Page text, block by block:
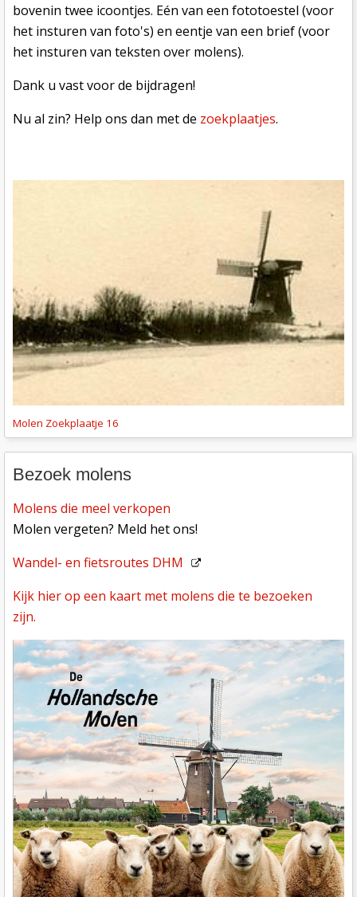
bovenin twee icoontjes. Eén van een fototoestel (voor
het insturen van foto's) en eentje van een brief (voor
het insturen van teksten over molens).
Dank u vast voor de bijdragen!
Nu al zin? Help ons dan met de zoekplaatjes.
Molen Zoekplaatje 16
Bezoek molens
Molens die meel verkopen
Molen vergeten? Meld het ons!
Wandel- en fietsroutes DHM
Kijk hier op een kaart met molens die te bezoeken
zijn.